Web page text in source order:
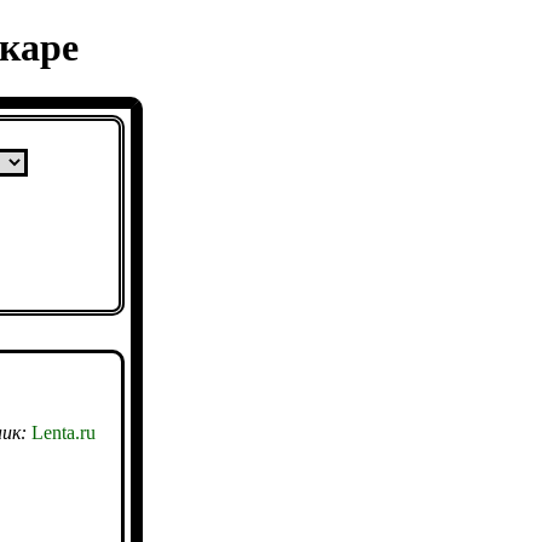
Lenta.ru